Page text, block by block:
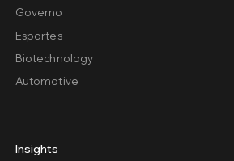
Governo
Esportes
Biotechnology
Automotive
Insights